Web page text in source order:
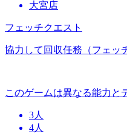
大宮店
フェッチクエスト
協力して回収任務（フェッ
このゲームは異なる能力と
3人
4人